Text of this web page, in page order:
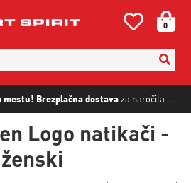
mestu! Brezplačna dostavaza naročila nad
0
Logo natikači -
ženski